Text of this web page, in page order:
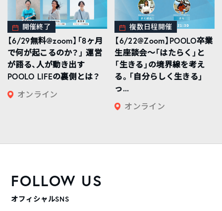
開催終了
【6/29無料@zoom】「8ヶ月
で何が起こるのか？」 運営
が語る、人が動き出す
POOLO LIFEの裏側とは？
オンライン
複数日程開催
【6/22@Zoom】POOLO卒業
生座談会〜「はたらく」と
「生きる」の境界線を考え
る。「自分らしく生きる」
っ...
オンライン
FOLLOW US
オフィシャルSNS